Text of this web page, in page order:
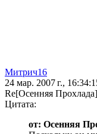
Митрич16
24 мар. 2007 г.,
Re[Осенняя
Цитата:
от: Осенняя